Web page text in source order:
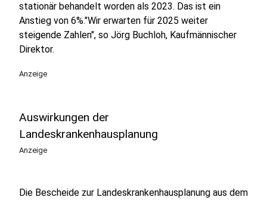
stationär behandelt worden als 2023. Das ist ein
Anstieg von 6%."Wir erwarten für 2025 weiter
steigende Zahlen", so Jörg Buchloh, Kaufmännischer
Direktor.
Anzeige
Auswirkungen der
Landeskrankenhausplanung
Anzeige
Die Bescheide zur Landeskrankenhausplanung aus dem